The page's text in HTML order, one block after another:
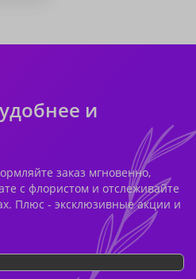
и
заказ мгновенно,
с флористом и отслеживайте
Плюс - эксклюзивные акции и